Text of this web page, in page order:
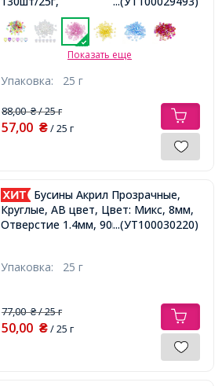
Показать еще
Упаковка: 25 г
88,00₴/ 25 г
57,00 ₴/ 25 г
Бусины Акрил Прозрачные,
Круглые, АВ цвет, Цвет: Микс, 8мм,
Отверстие 1.4мм, 90шт/25г,...(УТ100030220)
Упаковка: 25 г
77,00₴/ 25 г
50,00 ₴/ 25 г